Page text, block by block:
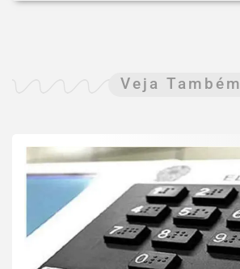
Veja Também